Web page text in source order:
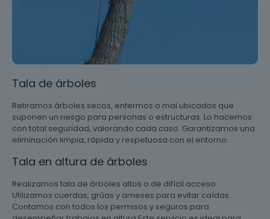
Tala de árboles
Retiramos árboles secos, enfermos o mal ubicados que
suponen un riesgo para personas o estructuras. Lo hacemos
con total seguridad, valorando cada caso. Garantizamos una
eliminación limpia, rápida y respetuosa con el entorno.
Tala en altura de árboles
Realizamos tala de árboles altos o de difícil acceso.
Utilizamos cuerdas, grúas y arneses para evitar caídas.
Contamos con todos los permisos y seguros para